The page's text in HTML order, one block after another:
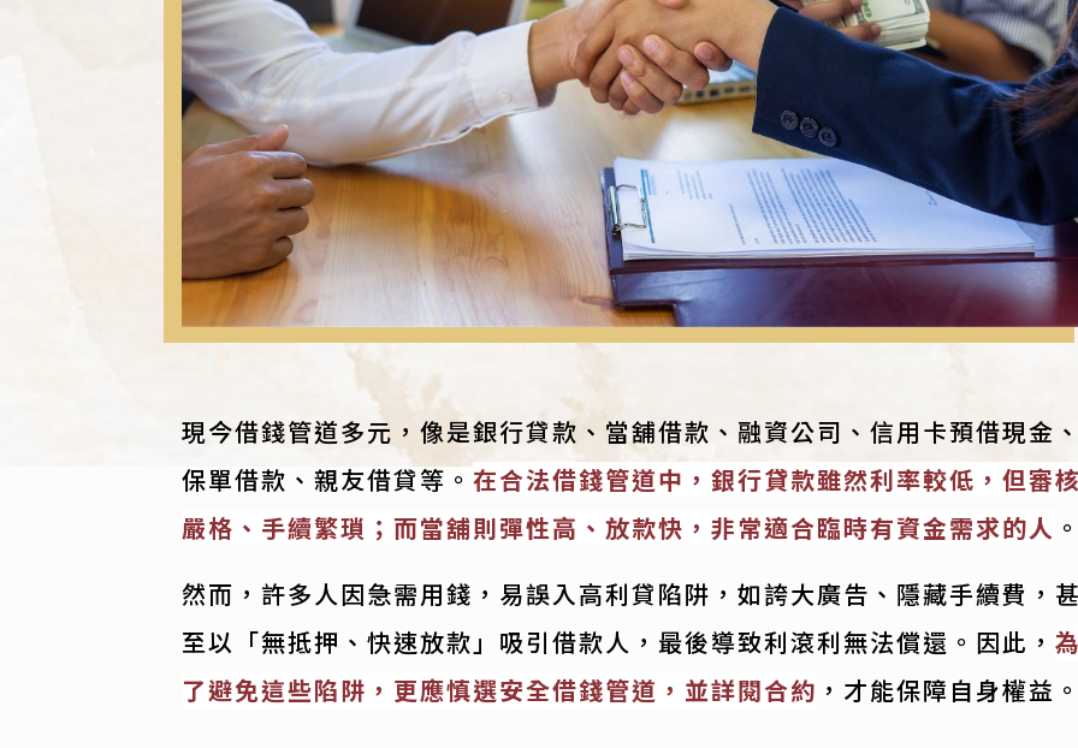
現今借錢管道多元，像是銀行貸款、當舖借款、融資公司、信用卡預借現金
保單借款、親友借貸等。在合法借錢管道中，銀行貸款雖然利率較低，但審
嚴格、手續繁瑣；而當舖則彈性高、放款快，非常適合臨時有資金需求的人
然而，許多人因急需用錢，易誤入高利貸陷阱，如誇大廣告、隱藏手續費，
至以「無抵押、快速放款」吸引借款人，最後導致利滾利無法償還。因此，
了避免這些陷阱，更應慎選安全借錢管道，並詳閱合約 ，才能保障自身權益